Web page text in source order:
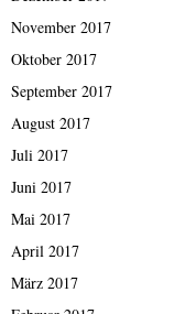
November 2017
Oktober 2017
September 2017
August 2017
Juli 2017
Juni 2017
Mai 2017
April 2017
März 2017